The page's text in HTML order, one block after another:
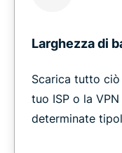
Larghezza di
Scarica tutto ciò
tuo ISP o la
determinate